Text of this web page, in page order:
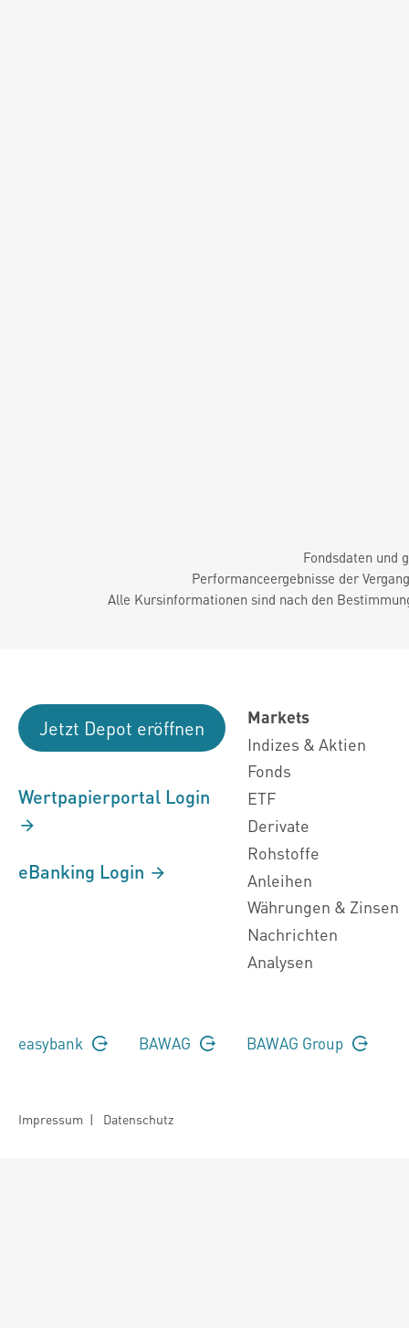
Fondsdaten und
Performanceergebnisse der
Alle Kursinformationen sind nach den
Jetzt Depot eröffnen
Wertpapierportal Login
eBanking Login
Markets
Indizes & Aktien
Fonds
ETF
Derivate
Rohstoffe
Anleihen
Währungen & Zinsen
Nachrichten
Analysen
easybank BAWAG BAWAG Group
Impressum | Datenschutz